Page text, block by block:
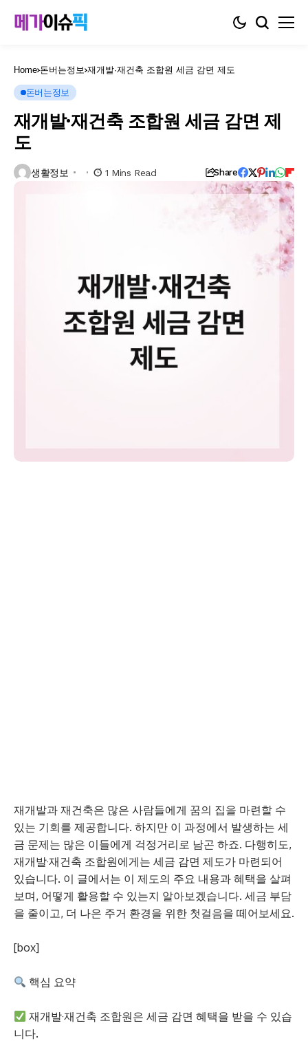
Home 돈버는정보 재개발·재건축 조합원 세금 감면 제도
돈버는정보
재개발·재건축 조합원 세금 감면 제
도
생활정보 1 Mins Read Share
재개발과 재건축은 많은 사람들에게 꿈의 집을 마련할 수
있는 기회를 제공합니다. 하지만 이 과정에서 발생하는 세
금 문제는 많은 이들에게 걱정거리로 남곤 하죠. 다행히도,
재개발·재건축 조합원에게는 세금 감면 제도가 마련되어
있습니다. 이 글에서는 이 제도의 주요 내용과 혜택을 살펴
보며, 어떻게 활용할 수 있는지 알아보겠습니다. 세금 부담
을 줄이고, 더 나은 주거 환경을 위한 첫걸음을 떼어보세요.
[box]
핵심 요약
재개발·재건축 조합원은 세금 감면 혜택을 받을 수 있습
니다.